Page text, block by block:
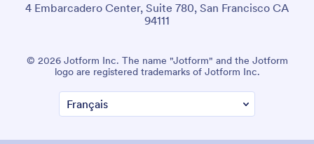
4 Embarcadero Center, Suite 780, San Francisco CA
94111
© 2026 Jotform Inc. The name "Jotform" and the Jotform
logo are registered trademarks of Jotform Inc.